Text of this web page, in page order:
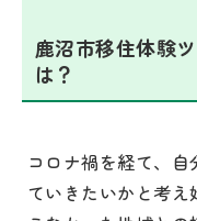
鹿沼市移住体験
は？
コロナ禍を経て、
ていきたいかと考